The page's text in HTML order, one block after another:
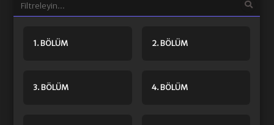
1. BÖLÜM 2. BÖLÜM
3. BÖLÜM 4. BÖLÜM